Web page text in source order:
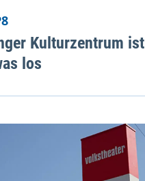
Kulturzentrum ist
los